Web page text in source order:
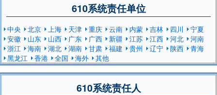
610系统责任单位
中央 北京 上海 天津 重庆 云南 内蒙 吉林 四川
宁夏
安徽
山东 山西 广东 广西 新疆 江苏 江西 河北
河南
浙江
海南 湖北 湖南 甘肃 福建 贵州 辽宁 陕西
青海
黑龙江
香港 全国 海外 其他
610系统责任人